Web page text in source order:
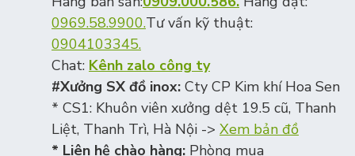
0969.58.9900.Tư vấn kỹ thuật:
0904103345.
Chat: Kênh zalo công ty
#Xưởng SX đồ inox: Cty CP Kim khí Hoa Sen
* CS1: Khuôn viên xưởng dệt 19.5 cũ, Thanh
Liệt, Thanh Trì, Hà Nội -> Xem bản đồ
* Liên hệ chào hàng: Phòng mua